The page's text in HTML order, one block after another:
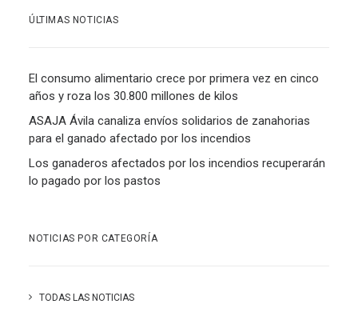
ÚLTIMAS NOTICIAS
El consumo alimentario crece por primera vez en cinco
años y roza los 30.800 millones de kilos
ASAJA Ávila canaliza envíos solidarios de zanahorias
para el ganado afectado por los incendios
Los ganaderos afectados por los incendios recuperarán
lo pagado por los pastos
NOTICIAS POR CATEGORÍA
TODAS LAS NOTICIAS